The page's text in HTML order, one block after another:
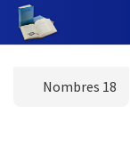
Nombres 18